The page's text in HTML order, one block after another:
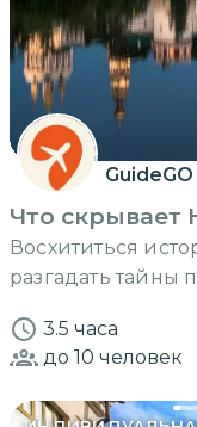
GuideGO
Что скрывает
Восхититься
разгадать тайны
3.5 часа
до 10 человек